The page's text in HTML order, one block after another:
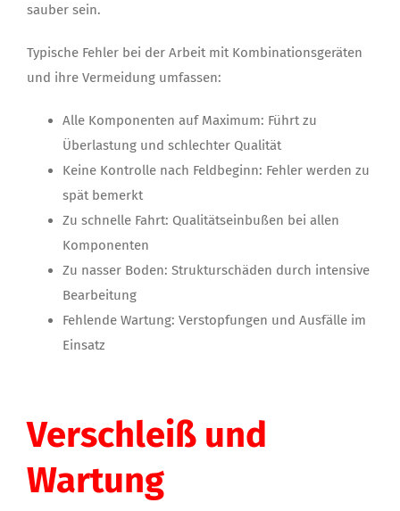
sauber sein.
Typische Fehler bei der Arbeit mit Kombinationsgeräten
und ihre Vermeidung umfassen:
Alle Komponenten auf Maximum: Führt zu
Überlastung und schlechter Qualität
Keine Kontrolle nach Feldbeginn: Fehler werden zu
spät bemerkt
Zu schnelle Fahrt: Qualitätseinbußen bei allen
Komponenten
Zu nasser Boden: Strukturschäden durch intensive
Bearbeitung
Fehlende Wartung: Verstopfungen und Ausfälle im
Einsatz
Verschleiß und
Wartung